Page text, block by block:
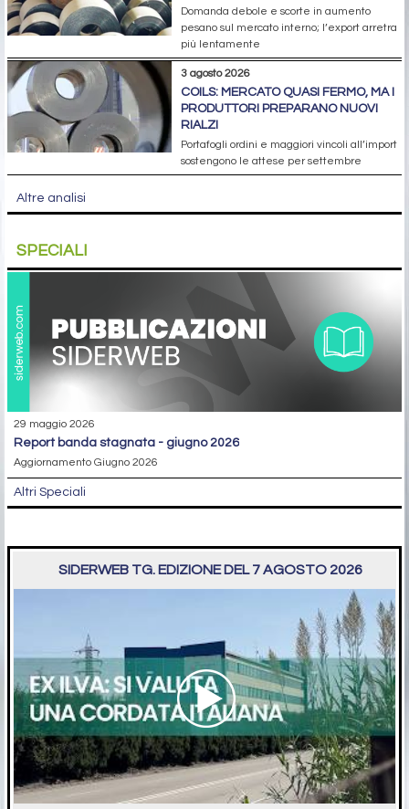
Domanda debole e scorte in aumento
pesano sul mercato interno; l’export arretra
più lentamente
3 agosto 2026
COILS: MERCATO QUASI FERMO, MA I
PRODUTTORI PREPARANO NUOVI
RIALZI
Portafogli ordini e maggiori vincoli all’import
sostengono le attese per settembre
Altre analisi
SPECIALI
29 maggio 2026
report banda stagnata - giugno 2026
Aggiornamento Giugno 2026
Altri Speciali
SIDERWEB TG. EDIZIONE DEL 7 AGOSTO 2026